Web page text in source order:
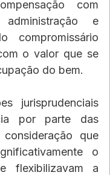
com
e
compromissário
o valor que se
do bem.
jurisprudenciais
por parte das
que
o
flexibilizavam a